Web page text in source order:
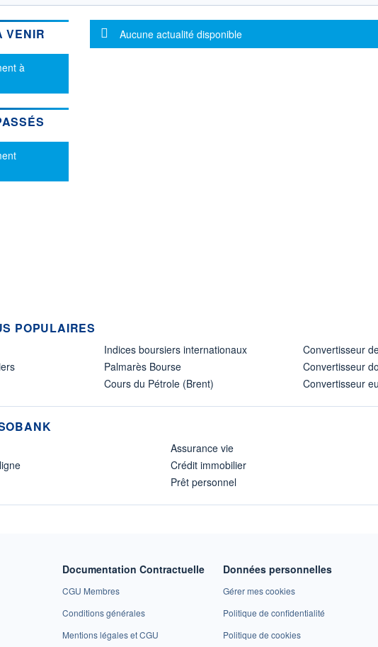
VENIR
à
Message d'information
Aucune actualité disponible
POPULAIRES
Indices boursiers internationaux
Palmarès Bourse
Cours du Pétrole (Brent)
Convertisseur
Convertisseur
Convertisseur
Assurance vie
Crédit immobilier
Prêt personnel
Documentation Contractuelle
CGU Membres
Conditions générales
Mentions légales et CGU
Données personnelles
Gérer mes cookies
Politique de confidentialité
Politique de cookies